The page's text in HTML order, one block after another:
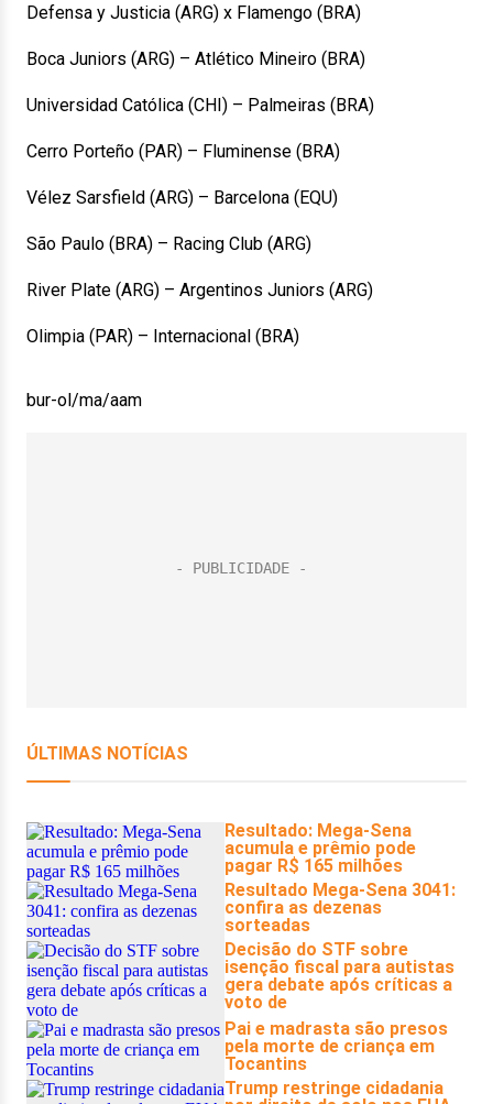
Defensa y Justicia (ARG) x Flamengo (BRA)
Boca Juniors (ARG) – Atlético Mineiro (BRA)
Universidad Católica (CHI) – Palmeiras (BRA)
Cerro Porteño (PAR) – Fluminense (BRA)
Vélez Sarsfield (ARG) – Barcelona (EQU)
São Paulo (BRA) – Racing Club (ARG)
River Plate (ARG) – Argentinos Juniors (ARG)
Olimpia (PAR) – Internacional (BRA)
bur-ol/ma/aam